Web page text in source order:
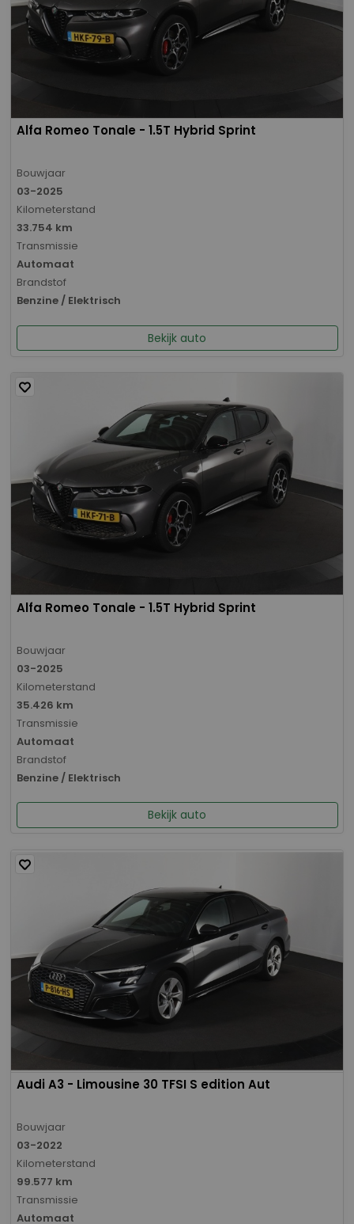
Alfa Romeo Tonale - 1.5T Hybrid Sprint
Bouwjaar
03-2025
Kilometerstand
33.754 km
Transmissie
Automaat
Brandstof
Benzine / Elektrisch
Bekijk auto
Alfa Romeo Tonale - 1.5T Hybrid Sprint
Bouwjaar
03-2025
Kilometerstand
35.426 km
Transmissie
Automaat
Brandstof
Benzine / Elektrisch
Bekijk auto
Audi A3 - Limousine 30 TFSI S edition Aut
Bouwjaar
03-2022
Kilometerstand
99.577 km
Transmissie
Automaat